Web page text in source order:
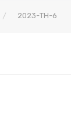
2023-ТН-6